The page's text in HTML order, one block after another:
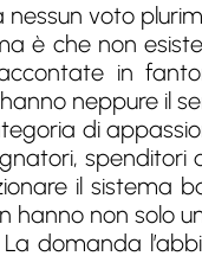
voto
è che non
in
neppure il
di
spenditori
il sistema
hanno non solo
domanda